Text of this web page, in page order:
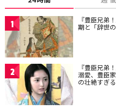
1 『豊臣兄弟
期と「辞世
2 『豊臣兄弟
溺愛、豊臣
の壮絶すぎ